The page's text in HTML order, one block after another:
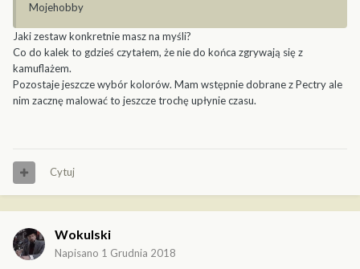
Mojehobby
Jaki zestaw konkretnie masz na myśli?
Co do kalek to gdzieś czytałem, że nie do końca zgrywają się z
kamuflażem.
Pozostaje jeszcze wybór kolorów. Mam wstępnie dobrane z Pectry ale
nim zacznę malować to jeszcze trochę upłynie czasu.
Cytuj
Wokulski
Napisano 1 Grudnia 2018